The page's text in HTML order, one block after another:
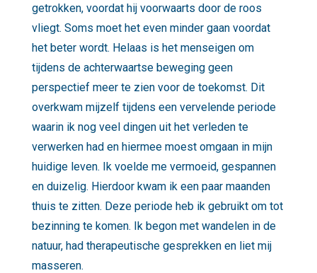
getrokken, voordat hij voorwaarts door de roos
vliegt. Soms moet het even minder gaan voordat
het beter wordt. Helaas is het menseigen om
tijdens de achterwaartse beweging geen
perspectief meer te zien voor de toekomst. Dit
overkwam mijzelf tijdens een vervelende periode
waarin ik nog veel dingen uit het verleden te
verwerken had en hiermee moest omgaan in mijn
huidige leven. Ik voelde me vermoeid, gespannen
en duizelig. Hierdoor kwam ik een paar maanden
thuis te zitten. Deze periode heb ik gebruikt om tot
bezinning te komen. Ik begon met wandelen in de
natuur, had therapeutische gesprekken en liet mij
masseren.